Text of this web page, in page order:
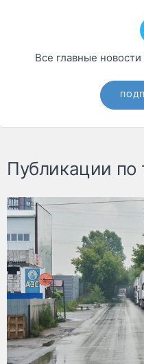
Все главные
Публикации по